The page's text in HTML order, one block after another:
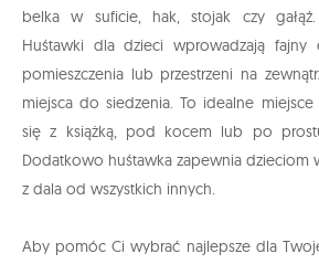
belka w suficie, hak, stojak czy
Huśtawki dla dzieci wprowadzają
pomieszczenia lub przestrzeni na
miejsca do siedzenia. To idealne
się z książką, pod kocem lub po
Dodatkowo huśtawka zapewnia dzieciom
z dala od wszystkich innych.
Aby pomóc Ci wybrać najlepsze dla